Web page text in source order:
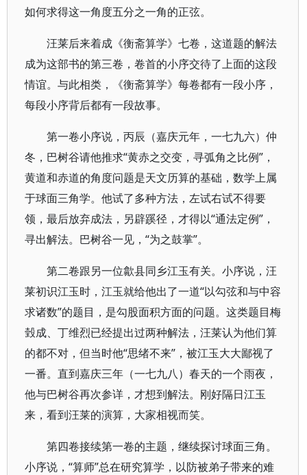
如何求得这一角度五分之一角的正弦。
汪莱后来着成《衡斋算学》七卷，这道题的解法
成为这部书的第三卷，卷首的小序交待了上面的这段
情谊。与此相类，《衡斋算学》每卷都有一段小序，
每段小序背后都有一段故事。
第一卷小序说，丙辰（嘉庆元年，一七九六）仲
冬，巴树谷请他推求“黄赤之交变，寻弧角之比例”，
黄道和赤道的角度问题是天文历算的基础，数学上属
于球面三角学。他试了多种方法，左试右试不得要
领，最后放弃成法，另辟蹊径，才得以“通法定例”，
寻出解法。巴树谷一见，“为之鼓掌”。
第二卷跟另一位歙县同乡江玉有关。小序说，汪
莱初识江玉时，江玉就给他出了一道“以勾弦和与中容
求诸数”的题目，是勾股面积方面的问题。这类题目梅
瑴成、丁维烈已经提出过两种解法，汪莱认为他们算
的都不对，但当时他“思绪不来”，被江玉大大鄙视了
一番。直到嘉庆三年（一七九八）春天的一个雨夜，
他与巴树谷再次参详，才想到解法。刚好隔日江玉
来，看到汪莱的演算，大家相视而笑。
第四卷接续第一卷的主题，继续探讨球面三角。
小序说，“算师”总在研究算学，以防被弟子带来的难